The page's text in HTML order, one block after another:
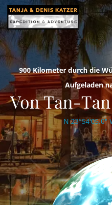
900 Kilometer durch die
Aufgeladen
Von Tan-
N 23°54'05.0"